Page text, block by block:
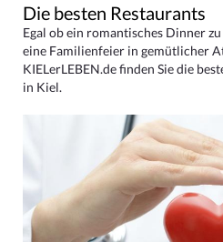
Die besten Restaurants
Egal ob ein romantisches Dinner
eine Familienfeier in gemütlicher
KIELerLEBEN.de finden Sie die
in Kiel.